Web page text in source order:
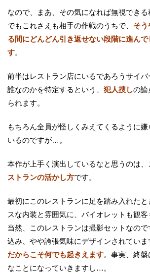
なので、まあ、その気になれば無視できる
でもこれさえも相手の作戦のうちで、 そう
る間にどんどん引き返せない段階に進んで
す。
前半はレストラン店にいるであろうサイ
誰なのかを特定するという、 犯人捜しの論
られます。
もちろん全員が怪しくみえてくるように
いるのですが…。
本作が上手く演出しているなと思うのは、
ストランの活かし方です。
最初にこのレストランに足を踏み入れたと
スな内装と雰囲気に、バイオレットも観客
当然、このレストランは撮影セットなので
込み、やや誇張気味にデザインされていま
だからこそ何でも起きえます。事実、終
なことになっていきますし…。